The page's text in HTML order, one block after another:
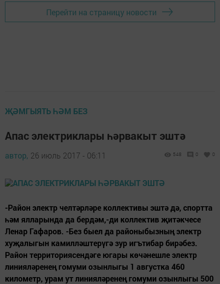
Перейти на страницу новости
ҖӘМГЫЯТЬ ҺӘМ БЕЗ
Апас электриклары һәрвакыт эштә
автор, 26 июль 2017 - 06:11 548 0 0
-Район электр челтәрләре коллективы эштә дә, спортта
һәм ялларында да бердәм,-ди коллектив җитәкчесе
Ленар Гафаров. -Без быел да районыбызның электр
хуҗалыгын камилләштерүгә зур игътибар бирәбез.
Район территориясендәге югары көчәнешле электр
линияләренең гомуми озынлыгы 1 августка 460
километр, урам ут линияләренең гомуми озынлыгы 500